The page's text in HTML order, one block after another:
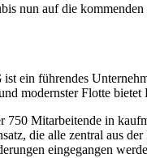
nun auf die
ist ein führendes
modernster Flotte
750 Mitarbeitende in
die alle zentral aus
eingegangen